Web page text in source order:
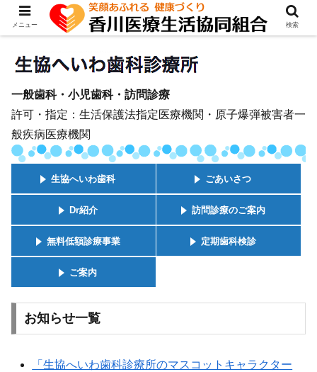
一般歯科・小児歯科・訪問診療
許可・指定：生活保護法指定医療機関・原子爆弾被害者一
般疾病医療機関
生協へいわ歯科 ごあいさつ
Dr紹介 訪問診療のご案内
無料低額診療事業 定期歯科検診
ご案内
お知らせ一覧
「生協へいわ歯科診療所のマスコットキャラクター
メニュー 検索